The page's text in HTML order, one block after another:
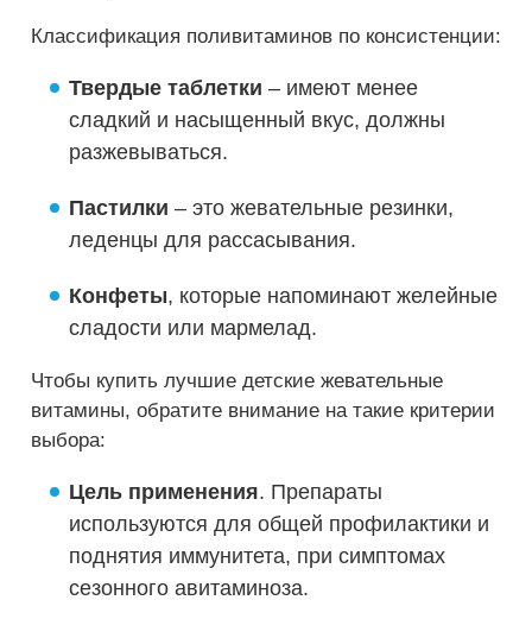
Классификация поливитаминов по консистенции:
Твердые таблетки – имеют менее
сладкий и насыщенный вкус, должны
разжевываться.
Пастилки – это жевательные резинки,
леденцы для рассасывания.
Конфеты, которые напоминают желейные
сладости или мармелад.
Чтобы купить лучшие детские жевательные
витамины, обратите внимание на такие критерии
выбора:
Цель применения. Препараты
используются для общей профилактики и
поднятия иммунитета, при симптомах
сезонного авитаминоза.